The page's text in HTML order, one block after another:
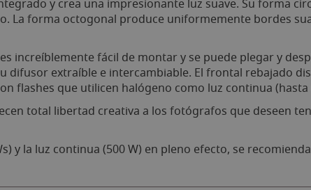
y crea una impresionante luz suave. Su forma
La forma octogonal produce uniformemente bordes
increíblemente fácil de montar y se puede plegar y
difusor extraíble e intercambiable. El frontal rebajado
flashes que utilicen halógeno como luz continua (hasta
total libertad creativa a los fotógrafos que deseen
y la luz continua (500 W) en pleno efecto, se